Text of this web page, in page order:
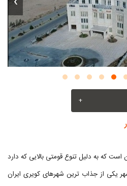
+
که به دلیل تنوع قومتی بالایی که دارد
یکی از جذاب ترین شهرهای کویری ایران